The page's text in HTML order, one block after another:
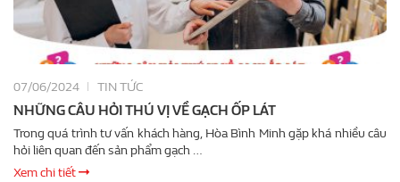
07/06/2024 TIN TỨC
NHỮNG CÂU HỎI THÚ VỊ VỀ GẠCH ỐP LÁT
Trong quá trình tư vấn khách hàng, Hòa Bình Minh gặp khá nhiều câu
hỏi liên quan đến sản phẩm gạch …
Xem chi tiết